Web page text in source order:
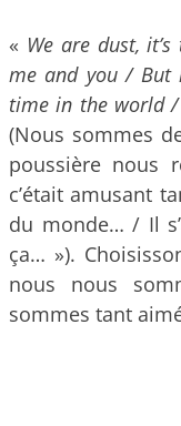
« We are dust,
me and you /
time in the world
(Nous sommes
poussière nous
c’était amusant
du monde… / Il
ça… »).
nous nous
sommes tant